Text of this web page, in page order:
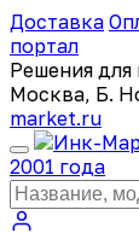
Доставка
портал
Решения для
Москва, Б.
market.ru
2001 года